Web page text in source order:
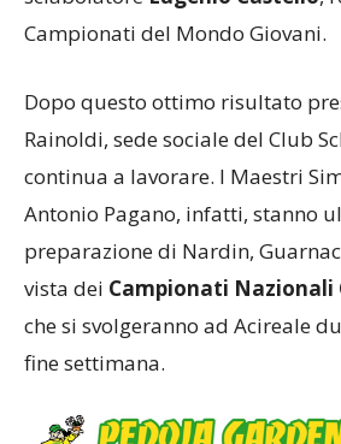
Campionati del Mondo Giovani.
Dopo questo ottimo risultato
Rainoldi, sede sociale del Club
continua a lavorare. I Maestri
Antonio Pagano, infatti, stanno
preparazione di Nardin,
vista dei Campionati Nazionali
che si svolgeranno ad Acireale
fine settimana.